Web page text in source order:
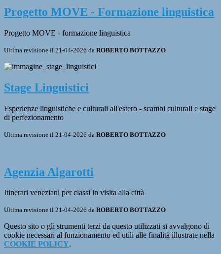
Progetto MOVE - Formazione linguistica
Progetto MOVE - formazione linguistica
Ultima revisione il 21-04-2026 da ROBERTO BOTTAZZO
Stage Linguistici
Esperienze linguistiche e culturali all'estero - scambi culturali e stage
di perfezionamento
Ultima revisione il 21-04-2026 da ROBERTO BOTTAZZO
Agenzia Algarotti
Itinerari veneziani per classi in visita alla città
Ultima revisione il 21-04-2026 da ROBERTO BOTTAZZO
Questo sito o gli strumenti terzi da questo utilizzati si avvalgono di
cookie necessari al funzionamento ed utili alle finalità illustrate nella
COOKIE POLICY.